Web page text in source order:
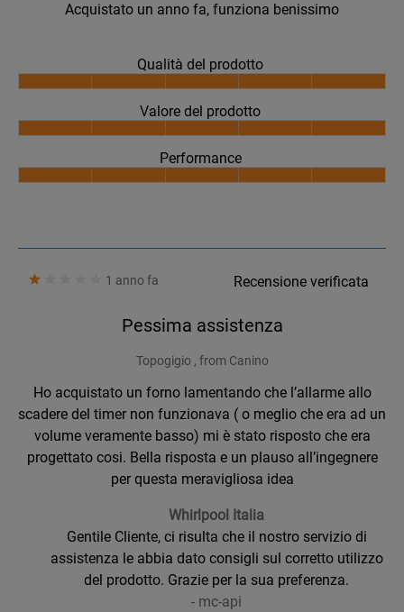
Acquistato un anno fa, funziona benissimo
Qualità del prodotto
Valore del prodotto
Performance
1 anno fa Recensione verificata
Pessima assistenza
Topogigio , from Canino
Ho acquistato un forno lamentando che l’allarme allo
scadere del timer non funzionava ( o meglio che era ad un
volume veramente basso) mi è stato risposto che era
progettato cosi. Bella risposta e un plauso all’ingegnere
per questa meravigliosa idea
Whirlpool Italia
Gentile Cliente, ci risulta che il nostro servizio di
assistenza le abbia dato consigli sul corretto utilizzo
del prodotto. Grazie per la sua preferenza.
- mc-api